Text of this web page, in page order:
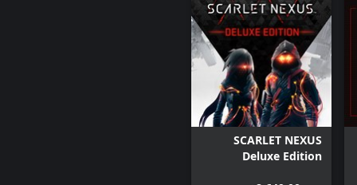
SCARLET NEXUS
Deluxe Edition